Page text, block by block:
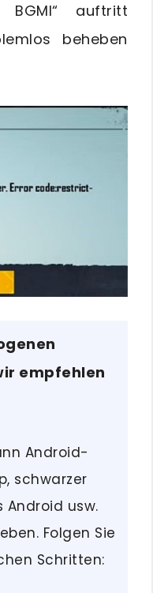
BGMI“ auftritt
beheben
empfehlen
Android-
schwarzer
usw.
Folgen Sie
Schritten: